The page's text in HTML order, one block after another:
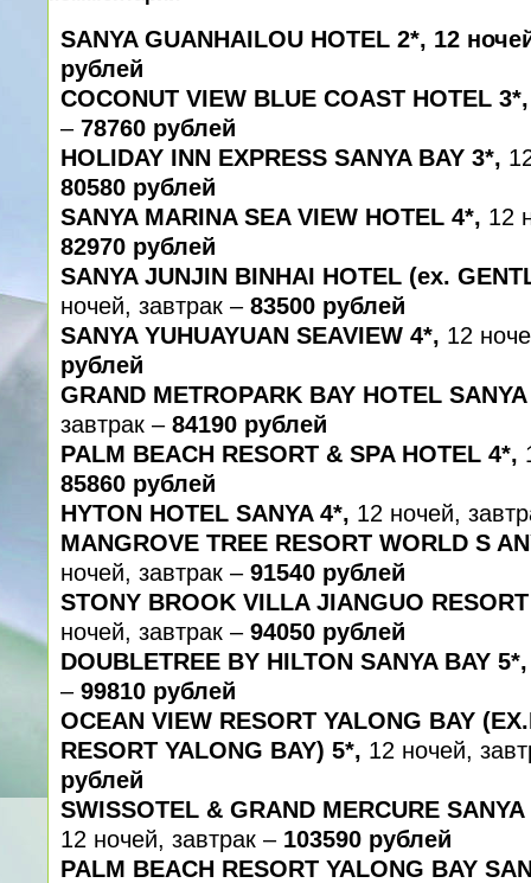
SANYA GUANHAILOU HOTEL 2*, 12
рублей
COCONUT VIEW BLUE COAST HOTEL 3*,
– 78760 рублей
HOLIDAY INN EXPRESS SANYA BAY 3*,
80580 рублей
SANYA MARINA SEA VIEW HOTEL 4*, 12
82970 рублей
SANYA JUNJIN BINHAI HOTEL (ex.
ночей, завтрак – 83500 рублей
SANYA YUHUAYUAN SEAVIEW 4*, 12
рублей
GRAND METROPARK BAY HOTEL
завтрак – 84190 рублей
PALM BEACH RESORT & SPA HOTEL 4*,
85860 рублей
HYTON HOTEL SANYA 4*, 12 ночей,
MANGROVE TREE RESORT WORLD S
ночей, завтрак – 91540 рублей
STONY BROOK VILLA JIANGUO
ночей, завтрак – 94050 рублей
DOUBLETREE BY HILTON SANYA BAY 5*,
– 99810 рублей
OCEAN VIEW RESORT YALONG BAY
RESORT YALONG BAY) 5*, 12 ночей,
рублей
SWISSOTEL & GRAND MERCURE
12 ночей, завтрак – 103590 рублей
PALM BEACH RESORT YALONG BAY